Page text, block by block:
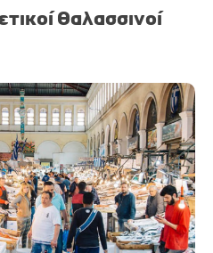
θαλασσινοί